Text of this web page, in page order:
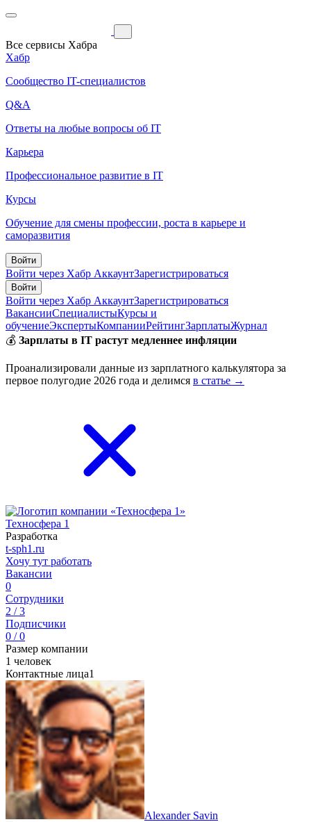
Все сервисы Хабра
Хабр
Сообщество IT-специалистов
Q&A
Ответы на любые вопросы об IT
Карьера
Профессиональное развитие в IT
Курсы
Обучение для смены профессии, роста в карьере и
саморазвития
Войти
Войти через Хабр АккаунтЗарегистрироваться
Войти
Войти через Хабр АккаунтЗарегистрироваться
ВакансииСпециалистыКурсы и
обучениеЭкспертыКомпанииРейтингЗарплатыЖурнал
💰 Зарплаты в IT растут медленнее инфляции
Проанализировали данные из зарплатного калькулятора за
первое полугодие 2026 года и делимся в статье →
Техносфера 1
Разработка
t-sph1.ru
Хочу тут работать
Вакансии
0
Сотрудники
2 / 3
Подписчики
0 / 0
Размер компании
1 человек
Контактные лица1
Alexander Savin